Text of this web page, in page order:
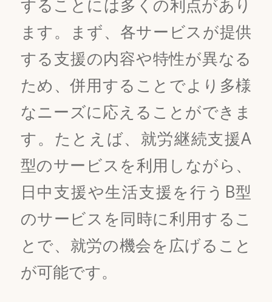
することには多くの利点があり
ます。まず、各サービスが提供
する支援の内容や特性が異なる
ため、併用することでより多様
なニーズに応えることができま
す。たとえば、就労継続支援A
型のサービスを利用しながら、
日中支援や生活支援を行うB型
のサービスを同時に利用するこ
とで、就労の機会を広げること
が可能です。